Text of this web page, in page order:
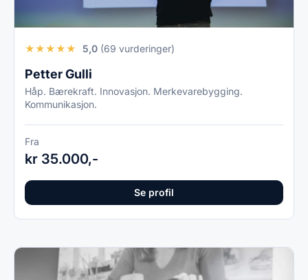
★★★★★ 5,0 (69 vurderinger)
Petter Gulli
Håp. Bærekraft. Innovasjon. Merkevarebygging.
Kommunikasjon.
Fra
kr 35.000,-
Se profil